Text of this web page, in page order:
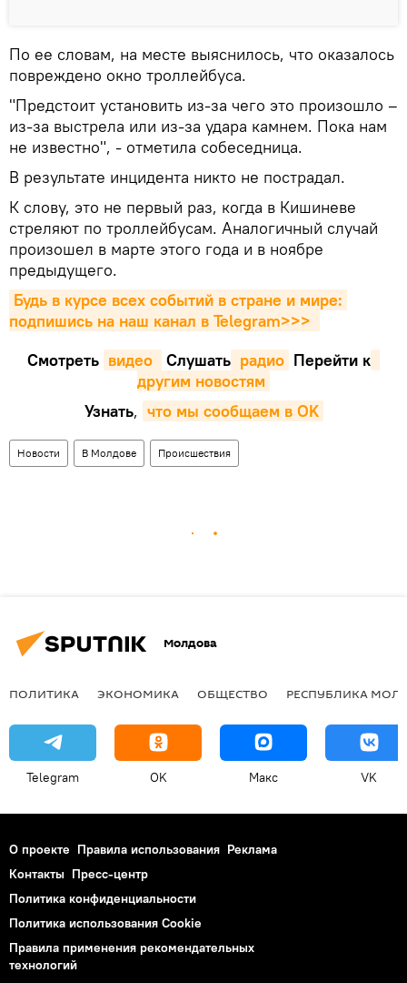
По ее словам, на месте выяснилось, что оказалось
повреждено окно троллейбуса.
"Предстоит установить из-за чего это произошло –
из-за выстрела или из-за удара камнем. Пока нам
не известно", - отметила собеседница.
В результате инцидента никто не пострадал.
К слову, это не первый раз, когда в Кишиневе
стреляют по троллейбусам. Аналогичный случай
произошел в марте этого года и в ноябре
предыдущего.
Будь в курсе всех событий в стране и мире:
подпишись на наш канал в Telegram>>>
Смотреть видео Cлушать радио Перейти к
другим новостям
Узнать, что мы сообщаем в OK
Новости В Молдове Происшествия
Молдова
ПОЛИТИКА ЭКОНОМИКА ОБЩЕСТВО РЕСПУБЛИКА
Telegram OK Макс VK
О проекте Правила использования Реклама
Контакты Пресс-центр
Политика конфиденциальности
Политика использования Cookie
Правила применения рекомендательных
технологий